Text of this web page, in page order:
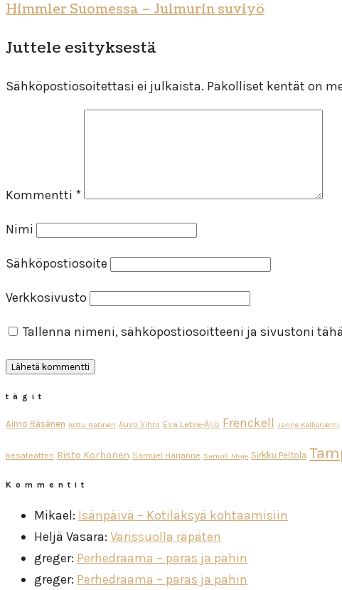
Himmler Suomessa – Julmurin suviyö
Juttele esityksestä
Sähköpostiosoitettasi ei julkaista. Pakolliset kentät on
Kommentti *
Nimi
Sähköpostiosoite
Verkkosivusto
Tallenna nimeni, sähköpostiosoitteeni ja sivustoni
tägit
Aimo Räsänen Arttu Ratinen Auvo Vihro Esa Latva-Äijö Frenckell Janne Kallioniemi
kesäteatteri Risto Korhonen Samuel Harjanne Samuli Muje Sirkku Peltola
Kommentit
Mikael: Isänpäivä – Kotiläksyä kohtaamisiin
Heljä Vasara: Varissuolla räpäten
greger: Perhedraama – paras ja pahin
greger: Perhedraama – paras ja pahin